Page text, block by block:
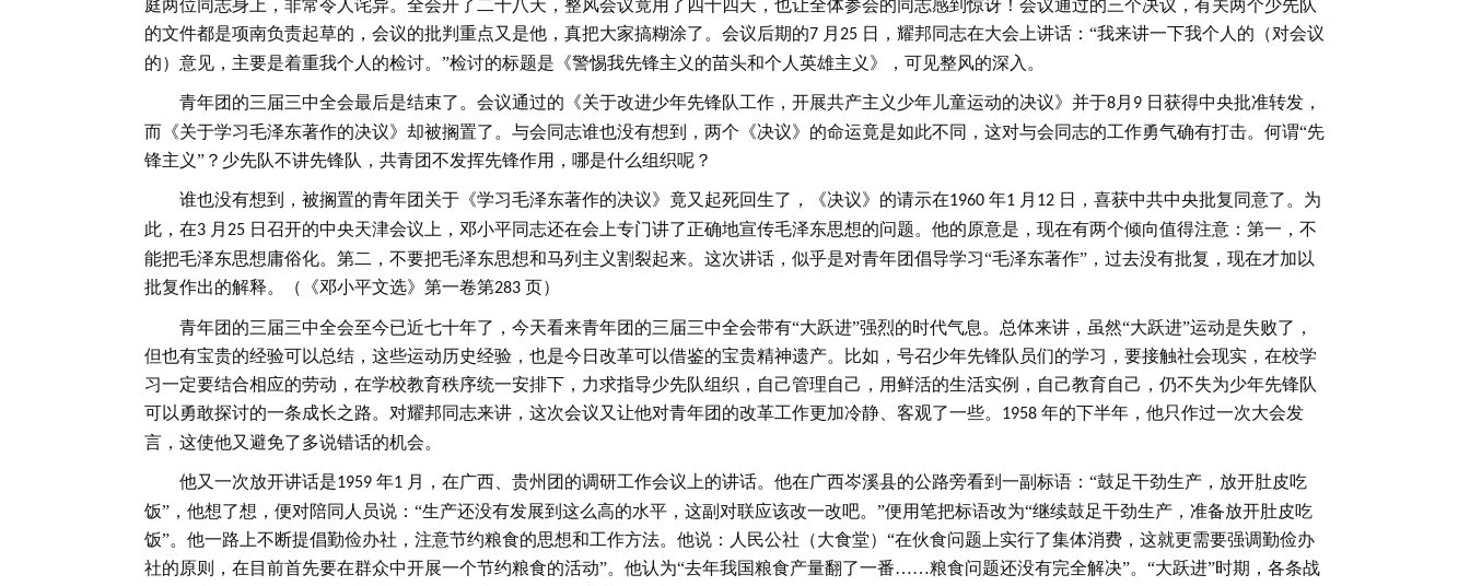
庭两位同志身上，非常令人诧异。全会开了二十八天，整风会议竟用了四十四天，也让全体参会的同志感到惊讶！会议通过的三个决议，有关两个少先队
的文件都是项南负责起草的，会议的批判重点又是他，真把大家搞糊涂了。会议后期的7 月 25 日，耀邦同志在大会上讲话：“我来讲一下我个人的（对会议
的）意见，主要是着重我个人的检讨。”检讨的标题是《警惕我先锋主义的苗头和个人英雄主义》，可见整风的深入。
青年团的三届三中全会最后是结束了。会议通过的《关于改进少年先锋队工作，开展共产主义少年儿童运动的决议》并于8月 9 日获得中央批准转发，
而《关于学习毛泽东著作的决议》却被搁置了。与会同志谁也没有想到，两个《决议》的命运竟是如此不同，这对与会同志的工作勇气确有打击。何谓“先
锋主义”？少先队不讲先锋队，共青团不发挥先锋作用，哪是什么组织呢？
谁也没有想到，被搁置的青年团关于《学习毛泽东著作的决议》竟又起死回生了，《决议》的请示在1960 年1 月 12 日，喜获中共中央批复同意了。为
此，在3 月 25 日召开的中央天津会议上，邓小平同志还在会上专门讲了正确地宣传毛泽东思想的问题。他的原意是，现在有两个倾向值得注意：第一，不
能把毛泽东思想庸俗化。第二，不要把毛泽东思想和马列主义割裂起来。这次讲话，似乎是对青年团倡导学习“毛泽东著作”，过去没有批复，现在才加以
批复作出的解释。（《邓小平文选》第一卷第283 页）
青年团的三届三中全会至今已近七十年了，今天看来青年团的三届三中全会带有“大跃进”强烈的时代气息。总体来讲，虽然“大跃进”运动是失败了，
但也有宝贵的经验可以总结，这些运动历史经验，也是今日改革可以借鉴的宝贵精神遗产。比如，号召少年先锋队员们的学习，要接触社会现实，在校学
习一定要结合相应的劳动，在学校教育秩序统一安排下，力求指导少先队组织，自己管理自己，用鲜活的生活实例，自己教育自己，仍不失为少年先锋队
可以勇敢探讨的一条成长之路。对耀邦同志来讲，这次会议又让他对青年团的改革工作更加冷静、客观了一些。 1958 年的下半年，他只作过一次大会发
言，这使他又避免了多说错话的机会。
他又一次放开讲话是1959 年1 月，在广西、贵州团的调研工作会议上的讲话。他在广西岑溪县的公路旁看到一副标语：“鼓足干劲生产，放开肚皮吃
饭”，他想了想，便对陪同人员说：“生产还没有发展到这么高的水平，这副对联应该改一改吧。”便用笔把标语改为“继续鼓足干劲生产，准备放开肚皮吃
饭”。他一路上不断提倡勤俭办社，注意节约粮食的思想和工作方法。他说：人民公社（大食堂）“在伙食问题上实行了集体消费，这就更需要强调勤俭办
社的原则，在目前首先要在群众中开展一个节约粮食的活动”。他认为“去年我国粮食产量翻了一番……粮食问题还没有完全解决”。“大跃进”时期，各条战